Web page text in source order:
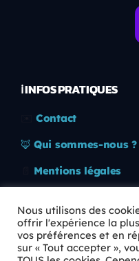
ℹ️ INFOS PRATIQUES
Contact
🦊 Qui sommes-nous ?
Mentions légales
🛡️ RGPD
Copyright © 2026
Nous utilisons des
offrir l'expérience la
vos préférences et en
sur « Tout accepter »,